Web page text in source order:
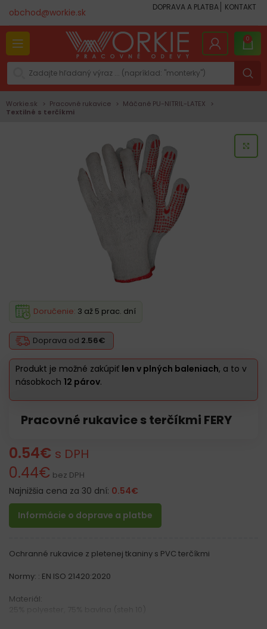
obchod@workie.sk DOPRAVA A PLATBA KONTAKT
0
Workie.sk Pracovné rukavice
Máčané PU-NITRIL-LATEX
Textilné s terčíkmi
Pracovné rukavice s terčíkmi FERY
Doprava od 2.56€
Doručenie: 3 až 5 prac. dní
0.54€ s DPH
0.44€ bez DPH
Produkt je možné zakúpiť len v plných baleniach, a to v
násobkoch 12 párov.
Najnižšia cena za 30 dní: 0.54€
Informácie o doprave a platbe
Ochranné rukavice z pletenej tkaniny s PVC terčíkmi
Normy: : EN ISO 21420:2020
Materiál: